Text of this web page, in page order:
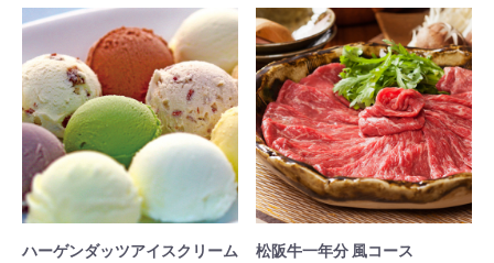
ハーゲンダッツアイスクリーム
松阪牛一年分 風コース